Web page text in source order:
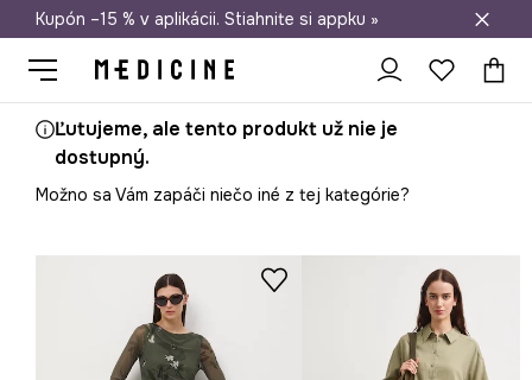
Doprava zadarmo od 50 €
Kupón –15 % v aplikácii. Stiahnite si appku »
Ľutujeme, ale tento produkt už nie je
dostupný.
Možno sa Vám zapáči niečo iné z tej kategórie?